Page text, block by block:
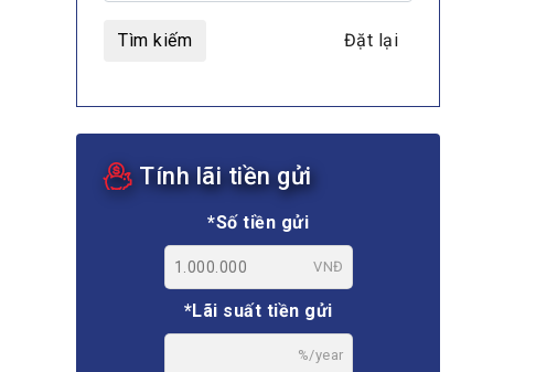
Tìm kiếm Đặt lại
Tính lãi tiền gửi
*Số tiền gửi
VNĐ
*Lãi suất tiền gửi
%/year